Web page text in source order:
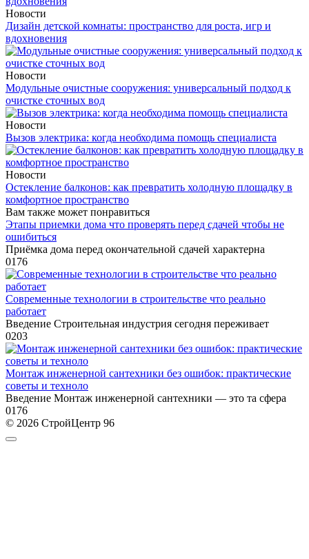
Новости
Дизайн детской комнаты: пространство для роста, игр и
вдохновения
Новости
Модульные очистные сооружения: универсальный подход к
очистке сточных вод
Новости
Вызов электрика: когда необходима помощь специалиста
Новости
Остекление балконов: как превратить холодную площадку в
комфортное пространство
Вам также может понравиться
Этапы приемки дома что проверять перед сдачей чтобы не
ошибиться
Приёмка дома перед окончательной сдачей характерна
0176
Современные технологии в строительстве что реально
работает
Введение Строительная индустрия сегодня переживает
0203
Монтаж инженерной сантехники без ошибок: практические
советы и техноло
Введение Монтаж инженерной сантехники — это та сфера
0176
© 2026 СтройЦентр 96